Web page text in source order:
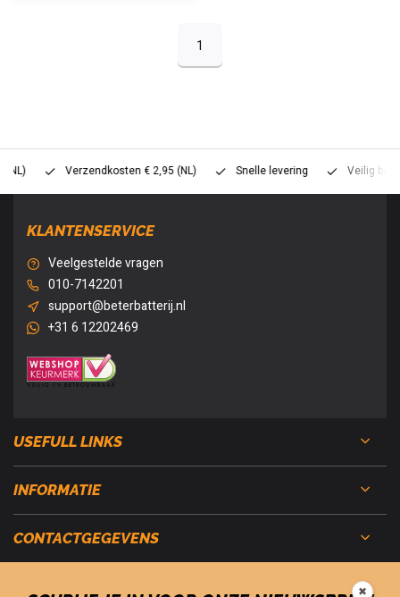
1
Verzendkosten € 2,95 (NL) Snelle levering Veilig betalen
KLANTENSERVICE
Veelgestelde vragen
010-7142201
support@beterbatterij.nl
+31 6 12202469
USEFULL LINKS
INFORMATIE
CONTACTGEGEVENS
✖